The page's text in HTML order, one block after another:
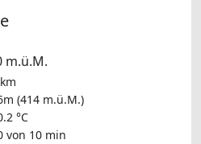
m.ü.M.
(414 m.ü.M.)
°C
von 10 min